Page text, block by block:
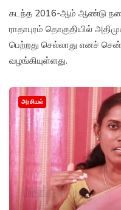
கடந்த 2016-ஆம் ஆண்டு
ராதாபுரம் தொகுதியில்
பெற்றது செல்லாது எனச்
வழங்கியுள்ளது.
அரசியல்